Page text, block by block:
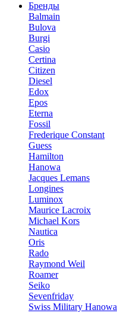
Бренды
Balmain
Bulova
Burgi
Casio
Certina
Citizen
Diesel
Edox
Epos
Eterna
Fossil
Frederique Constant
Guess
Hamilton
Hanowa
Jacques Lemans
Longines
Luminox
Maurice Lacroix
Michael Kors
Nautica
Oris
Rado
Raymond Weil
Roamer
Seiko
Sevenfriday
Swiss Military Hanowa